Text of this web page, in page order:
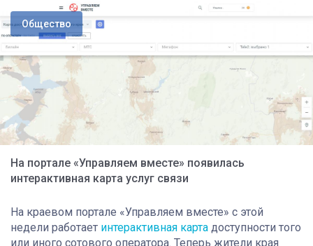
Общество
На портале «Управляем вместе» появилась
интерактивная карта услуг связи
На краевом портале «Управляем вместе» с этой
недели работает интерактивная карта доступности того
или иного сотового оператора. Теперь жители края